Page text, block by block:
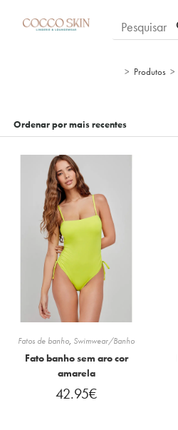
> Produtos >
Fatos de banho, Swimwear/Banho
Fato banho sem aro cor
amarela
42.95€